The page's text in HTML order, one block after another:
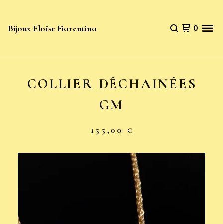
Bijoux Eloïse Fiorentino 0
COLLIER DÉCHAINÉES
GM
155,00 €